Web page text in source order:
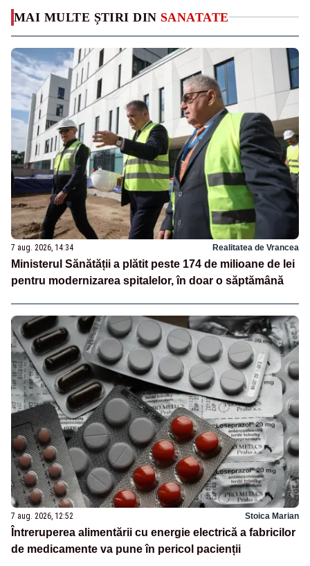
MAI MULTE ȘTIRI DIN SANATATE
7 aug. 2026, 14:34 Realitatea de Vrancea
Ministerul Sănătății a plătit peste 174 de milioane de lei
pentru modernizarea spitalelor, în doar o săptămână
7 aug. 2026, 12:52 Stoica Marian
Întreruperea alimentării cu energie electrică a fabricilor
de medicamente va pune în pericol pacienții